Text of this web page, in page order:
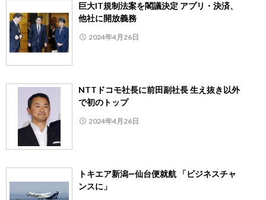
巨大IT規制法案を閣議決定 アプリ・決済、
他社に開放義務
2024年4月26日
NTTドコモ社長に前田副社長 生え抜き以外
で初のトップ
2024年4月26日
トキエア新潟―仙台便就航 「ビジネスチャ
ンスに」